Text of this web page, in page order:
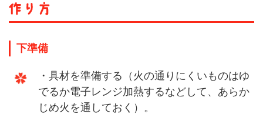
下準備
・具材を準備する（火の通りにくいものはゆ
でるか電子レンジ加熱するなどして、あらか
じめ火を通しておく）。